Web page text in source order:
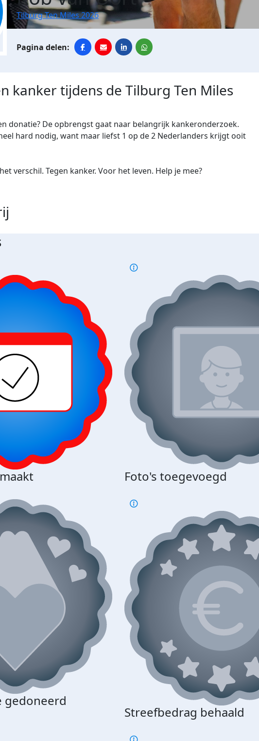
Tilburg Ten Miles 2026
kanker tijdens de Tilburg Ten Miles
donatie? De opbrengst gaat naar belangrijk kankeronderzoek.
hard nodig, want maar liefst 1 op de 2 Nederlanders krijgt ooit
verschil. Tegen kanker. Voor het leven. Help je mee?
Foto's toegevoegd
gedoneerd
Streefbedrag behaald